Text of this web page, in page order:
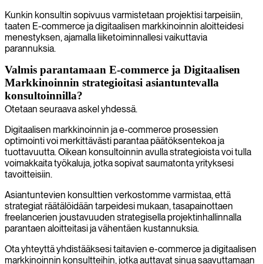
Kunkin konsultin sopivuus varmistetaan projektisi tarpeisiin,
taaten E-commerce ja digitaalisen markkinoinnin aloitteidesi
menestyksen, ajamalla liiketoiminnallesi vaikuttavia
parannuksia.
Valmis parantamaan E-commerce ja Digitaalisen
Markkinoinnin strategioitasi asiantuntevalla
konsultoinnilla?
Otetaan seuraava askel yhdessä.
Digitaalisen markkinoinnin ja e-commerce prosessien
optimointi voi merkittävästi parantaa päätöksentekoa ja
tuottavuutta. Oikean konsultoinnin avulla strategioista voi tulla
voimakkaita työkaluja, jotka sopivat saumatonta yrityksesi
tavoitteisiin.
Asiantuntevien konsulttien verkostomme varmistaa, että
strategiat räätälöidään tarpeidesi mukaan, tasapainottaen
freelancerien joustavuuden strategisella projektinhallinnalla
parantaen aloitteitasi ja vähentäen kustannuksia.
Ota yhteyttä yhdistääksesi taitavien e-commerce ja digitaalisen
markkinoinnin konsultteihin, jotka auttavat sinua saavuttamaan